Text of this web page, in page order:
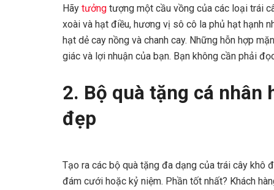
Hãy tưởng tượng một cầu vồng của các loại trái
xoài và hạt điều, hương vị sô cô la phủ hạt hạnh
hạt dẻ cay nồng và chanh cay. Những hỗn hợp
giác và lợi nhuận của bạn. Bạn không cần phải
2. Bộ quà tặng cá nhân
đẹp
Tạo ra các bộ quà tặng đa dạng của trái cây khô
đám cưới hoặc kỷ niệm. Phần tốt nhất? Khách